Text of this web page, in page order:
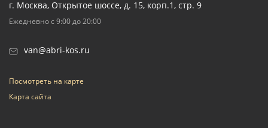
г. Москва, Открытое шоссе, д. 15, корп.1, стр. 9
Ежедневно с 9:00 до 20:00
van@abri-kos.ru
Посмотреть на карте
Карта сайта